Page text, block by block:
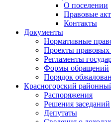
О поселении
Правовые
Контакты
Документы
Нормативные
Проекты правовых
Регламенты
Формы обращений
Порядок
Красногорский
Распоряжения
Решения заседаний
Депутаты